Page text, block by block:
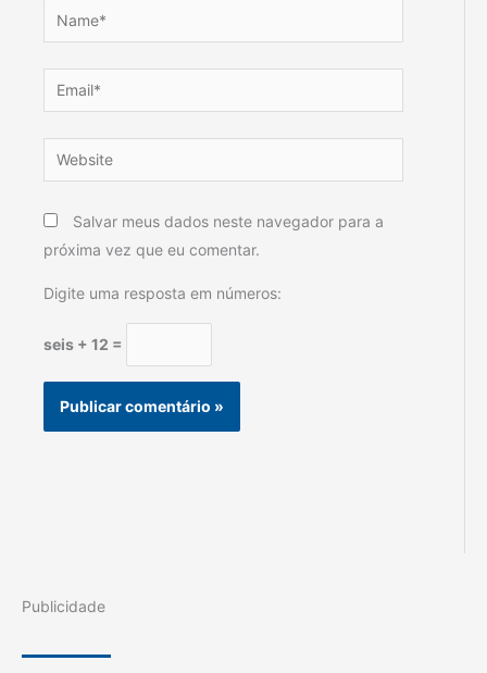
Name*
Email*
Website
Salvar meus dados neste navegador para a
próxima vez que eu comentar.
Digite uma resposta em números:
seis + 12 =
Publicidade